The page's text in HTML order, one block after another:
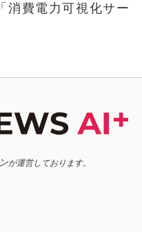
消費電力可視化サー
が運営しております。